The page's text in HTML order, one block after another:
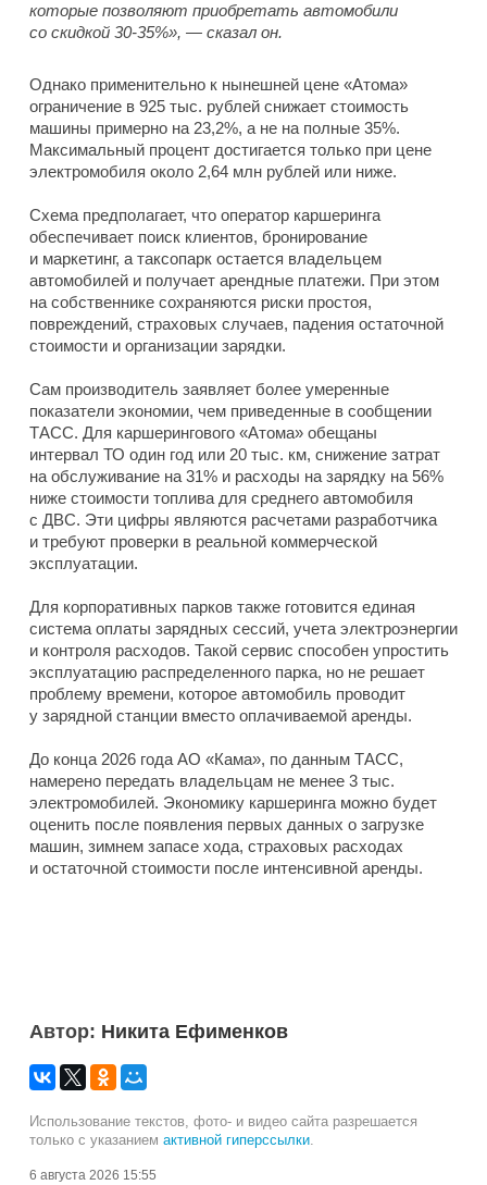
которые позволяют приобретать автомобили
со скидкой 30-35%», — сказал он.
Однако применительно к нынешней цене «Атома»
ограничение в 925 тыс. рублей снижает стоимость
машины примерно на 23,2%, а не на полные 35%.
Максимальный процент достигается только при цене
электромобиля около 2,64 млн рублей или ниже.
Схема предполагает, что оператор каршеринга
обеспечивает поиск клиентов, бронирование
и маркетинг, а таксопарк остается владельцем
автомобилей и получает арендные платежи. При этом
на собственнике сохраняются риски простоя,
повреждений, страховых случаев, падения остаточной
стоимости и организации зарядки.
Сам производитель заявляет более умеренные
показатели экономии, чем приведенные в сообщении
ТАСС. Для каршерингового «Атома» обещаны
интервал ТО один год или 20 тыс. км, снижение затрат
на обслуживание на 31% и расходы на зарядку на 56%
ниже стоимости топлива для среднего автомобиля
с ДВС. Эти цифры являются расчетами разработчика
и требуют проверки в реальной коммерческой
эксплуатации.
Для корпоративных парков также готовится единая
система оплаты зарядных сессий, учета электроэнергии
и контроля расходов. Такой сервис способен упростить
эксплуатацию распределенного парка, но не решает
проблему времени, которое автомобиль проводит
у зарядной станции вместо оплачиваемой аренды.
До конца 2026 года АО «Кама», по данным ТАСС,
намерено передать владельцам не менее 3 тыс.
электромобилей. Экономику каршеринга можно будет
оценить после появления первых данных о загрузке
машин, зимнем запасе хода, страховых расходах
и остаточной стоимости после интенсивной аренды.
Автор: Никита Ефименков
Использование текстов, фото- и видео сайта разрешается
только с указанием активной гиперссылки.
6 августа 2026 15:55